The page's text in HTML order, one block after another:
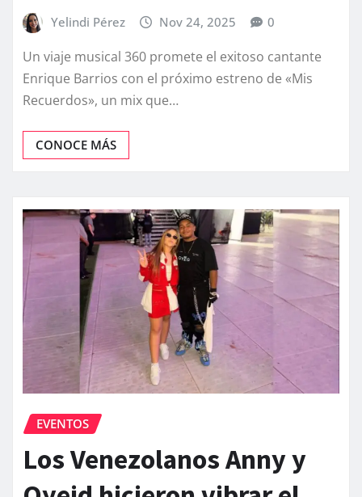
Yelindi Pérez Nov 24, 2025 0
Un viaje musical 360 promete el exitoso cantante
Enrique Barrios con el próximo estreno de «Mis
Recuerdos», un mix que…
CONOCE MÁS
EVENTOS
Los Venezolanos Anny y